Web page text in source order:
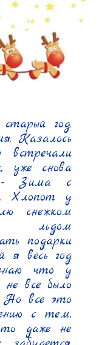
год.
Казалось
уже снова
- Зима с
Хлопот у
снежком
льдом
подарки
я весь год
что у
не все было
Но все это
с тем,
даже не